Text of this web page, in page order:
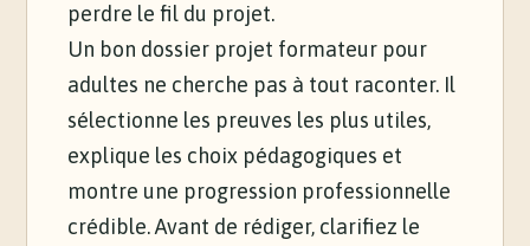
perdre le fil du projet.
Un bon dossier projet formateur pour
adultes ne cherche pas à tout raconter. Il
sélectionne les preuves les plus utiles,
explique les choix pédagogiques et
montre une progression professionnelle
crédible. Avant de rédiger, clarifiez le